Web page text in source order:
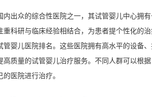
内出众的综合性医院之一，其试管婴儿中心拥
重科研与临床经验相结合，为患者提个性化的
管婴儿医院排名。这些医院拥有高水平的设备
高质量的试管婴儿治疗服务。不同人群可以根
医院进行治疗。